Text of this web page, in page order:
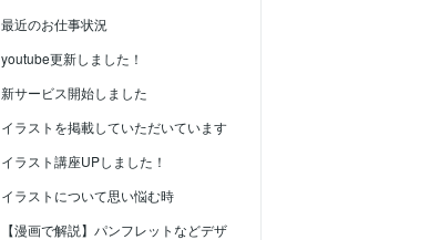
最近のお仕事状況
youtube更新しました！
新サービス開始しました
イラストを掲載していただいています
イラスト講座UPしました！
イラストについて思い悩む時
【漫画で解説】パンフレットなどデザ